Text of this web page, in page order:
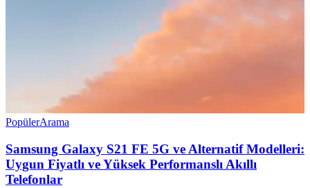
PopülerArama
Samsung Galaxy S21 FE 5G ve Alternatif Modelleri:
Uygun Fiyatlı ve Yüksek Performanslı Akıllı
Telefonlar